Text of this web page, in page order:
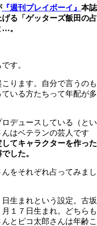
『週刊プレイボーイ』 本誌
る「ゲッターズ飯田の占
。
す。
ります。自分で言うのも
いる方たちって年配が多
デュースしている（とい
はベテランの芸人です
てキャラクターを作った
した。
をそれぞれ占ってみまし
生まれという設定。古坂
１７日生まれ。どちらも
とピコ太郎さんは年齢こ